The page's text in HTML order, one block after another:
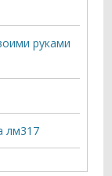
руками
лм317